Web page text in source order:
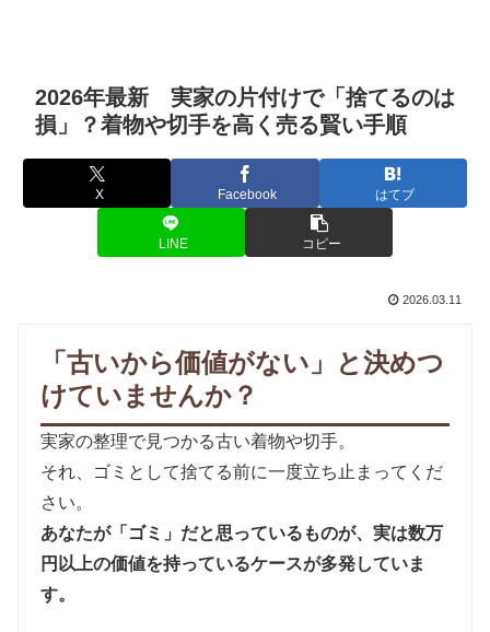
2026年最新 実家の片付けで「捨てるのは
損」？着物や切手を高く売る賢い手順
X Facebook はてブ
LINE コピー
2026.03.11
「古いから価値がない」と決めつ
けていませんか？
実家の整理で見つかる古い着物や切手。
それ、ゴミとして捨てる前に一度立ち止まってくだ
さい。
あなたが「ゴミ」だと思っているものが、実は数万
円以上の価値を持っているケースが多発していま
す。